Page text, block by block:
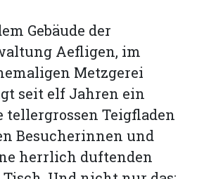
Gebäude der
Aefligen, im
Metzgerei
seit elf Jahren ein
tellergrossen Teigfladen
Besucherinnen und
herrlich duftenden